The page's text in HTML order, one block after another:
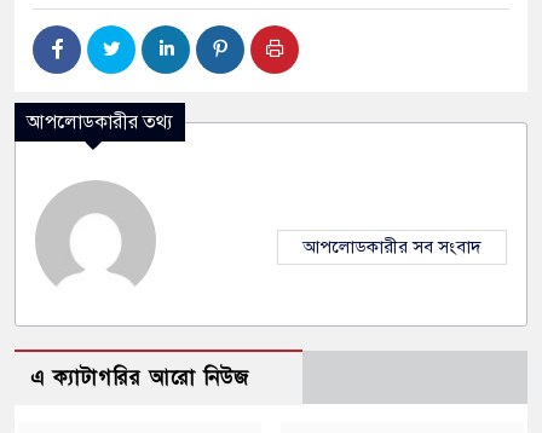
আপলোডকারীর তথ্য
আপলোডকারীর সব সংবাদ
এ ক্যাটাগরির আরো নিউজ